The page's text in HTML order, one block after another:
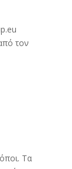
τον
Τα